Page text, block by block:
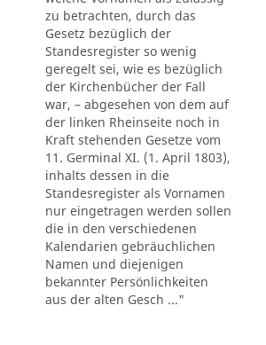
zu betrachten, durch das
Gesetz bezüglich der
Standesregister so wenig
geregelt sei, wie es bezüglich
der Kirchenbücher der Fall
war, – abgesehen von dem auf
der linken Rheinseite noch in
Kraft stehenden Gesetze vom
11. Germinal XI. (1. April 1803),
inhalts dessen in die
Standesregister als Vornamen
nur eingetragen werden sollen
die in den verschiedenen
Kalendarien gebräuchlichen
Namen und diejenigen
bekannter Persönlichkeiten
aus der alten Gesch ..."